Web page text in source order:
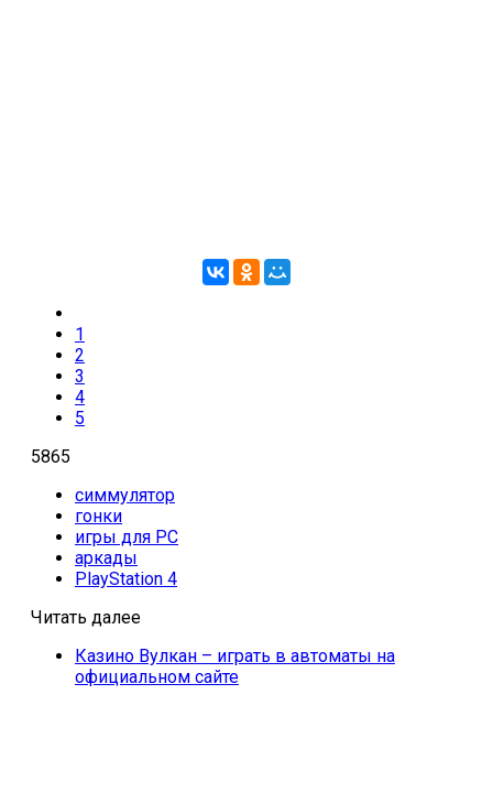
1
2
3
4
5
5865
симмулятор
гонки
игры для PC
аркады
PlayStation 4
Читать далее
Казино Вулкан – играть в автоматы на
официальном сайте